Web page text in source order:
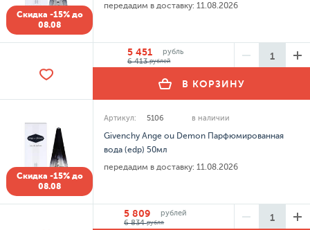
Скидка -15% до
08.08
передадим в доставку: 11.08.2026
5 451
рубль
6 413рублей
В КОРЗИНУ
Скидка -15% до
08.08
Артикул: 5106 в наличии
Givenchy Ange ou Demon Парфюмированная
вода (edp) 50мл
передадим в доставку: 11.08.2026
5 809
рублей
6 834рубля